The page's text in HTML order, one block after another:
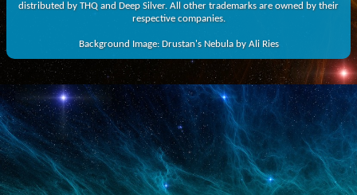
distributed by THQ and Deep Silver. All other trademarks are owned by their
respective companies.
Background Image: Drustan's Nebula by Ali Ries